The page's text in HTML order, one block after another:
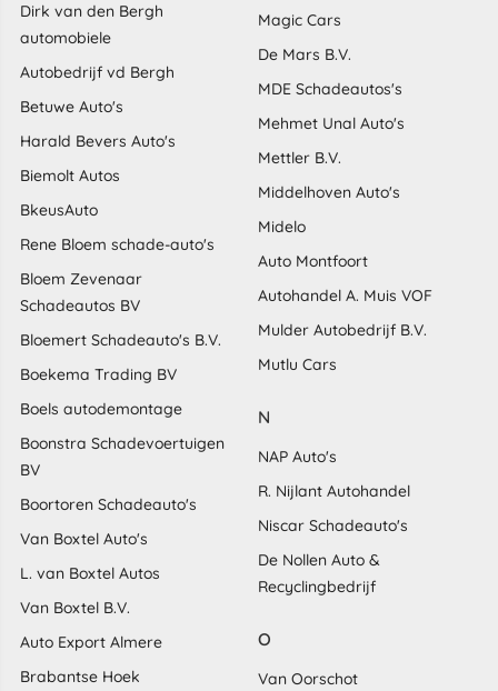
Dirk van den Bergh
automobiele
Autobedrijf vd Bergh
Betuwe Auto's
Harald Bevers Auto's
Biemolt Autos
BkeusAuto
Rene Bloem schade-auto's
Bloem Zevenaar
Schadeautos BV
Bloemert Schadeauto's B.V.
Boekema Trading BV
Boels autodemontage
Boonstra Schadevoertuigen
BV
Boortoren Schadeauto's
Van Boxtel Auto's
L. van Boxtel Autos
Van Boxtel B.V.
Auto Export Almere
Brabantse Hoek
Magic Cars
De Mars B.V.
MDE Schadeautos's
Mehmet Unal Auto's
Mettler B.V.
Middelhoven Auto's
Midelo
Auto Montfoort
Autohandel A. Muis VOF
Mulder Autobedrijf B.V.
Mutlu Cars
N
NAP Auto's
R. Nijlant Autohandel
Niscar Schadeauto's
De Nollen Auto &
Recyclingbedrijf
O
Van Oorschot